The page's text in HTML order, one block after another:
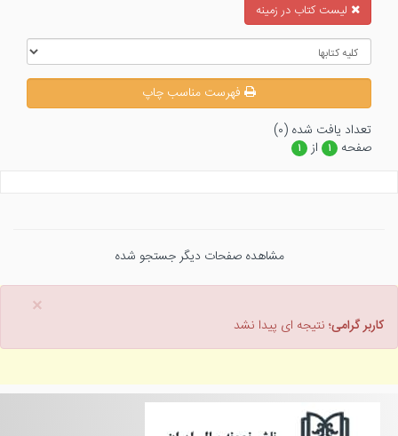
ليست كتاب در زمينه
فهرست مناسب چاپ
تعداد يافت شده (۰)
صفحه
۱ از ۱
مشاهده صفحات دیگر جستجو شده
×
کاربر گرامی؛ نتیجه ای پیدا نشد